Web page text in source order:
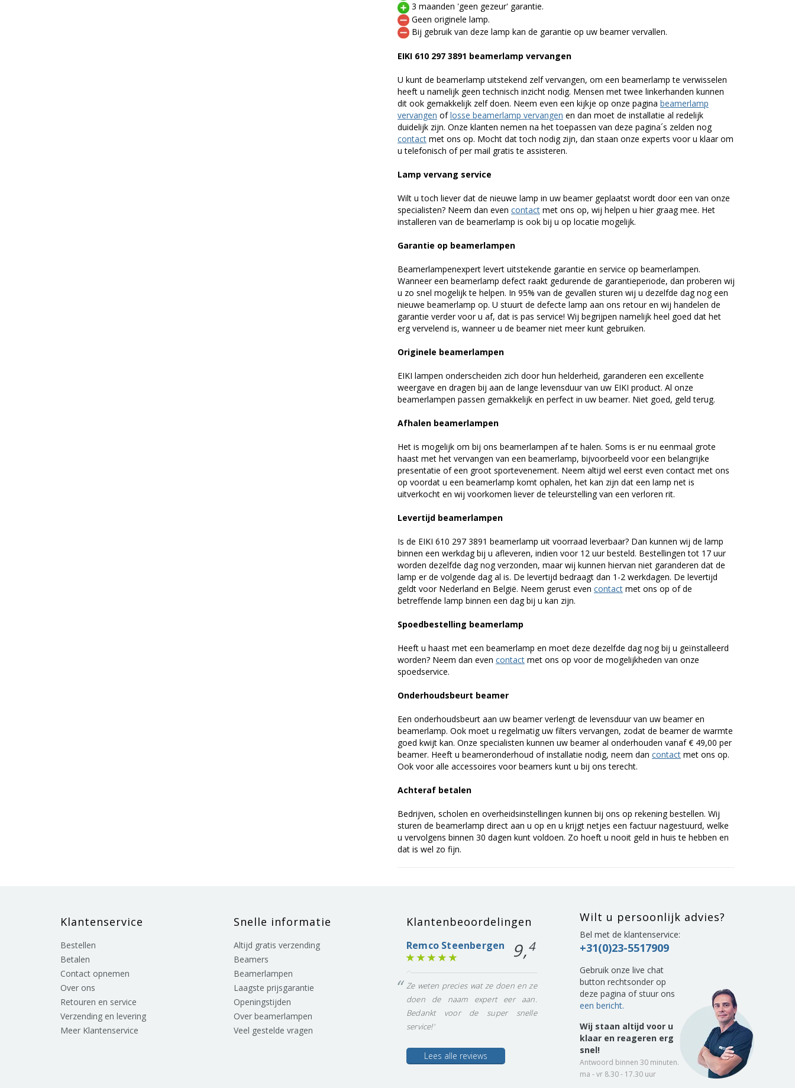
3 maanden 'geen gezeur' garantie.
Geen originele lamp.
Bij gebruik van deze lamp kan de garantie op uw beamer vervallen.
EIKI 610 297 3891 beamerlamp vervangen
U kunt de beamerlamp uitstekend zelf vervangen, om een beamerlamp te verwisselen
heeft u namelijk geen technisch inzicht nodig. Mensen met twee linkerhanden kunnen
dit ook gemakkelijk zelf doen. Neem even een kijkje op onze pagina beamerlamp
vervangen oflosse beamerlamp vervangen en dan moet de installatie al redelijk
duidelijk zijn. Onze klanten nemen na het toepassen van deze pagina´s zelden nog
contact met ons op. Mocht dat toch nodig zijn, dan staan onze experts voor u klaar om
u telefonisch of per mail gratis te assisteren.
Lamp vervang service
Wilt u toch liever dat de nieuwe lamp in uw beamer geplaatst wordt door een van onze
specialisten? Neem dan even contact met ons op, wij helpen u hier graag mee. Het
installeren van de beamerlamp is ook bij u op locatie mogelijk.
Garantie op beamerlampen
Beamerlampenexpert levert uitstekende garantie en service op beamerlampen.
Wanneer een beamerlamp defect raakt gedurende de garantieperiode, dan proberen wij
u zo snel mogelijk te helpen. In 95% van de gevallen sturen wij u dezelfde dag nog een
nieuwe beamerlamp op. U stuurt de defecte lamp aan ons retour en wij handelen de
garantie verder voor u af, dat is pas service! Wij begrijpen namelijk heel goed dat het
erg vervelend is, wanneer u de beamer niet meer kunt gebruiken.
Originele beamerlampen
EIKI lampen onderscheiden zich door hun helderheid, garanderen een excellente
weergave en dragen bij aan de lange levensduur van uw EIKI product. Al onze
beamerlampen passen gemakkelijk en perfect in uw beamer. Niet goed, geld terug.
Afhalen beamerlampen
Het is mogelijk om bij ons beamerlampen af te halen. Soms is er nu eenmaal grote
haast met het vervangen van een beamerlamp, bijvoorbeeld voor een belangrijke
presentatie of een groot sportevenement. Neem altijd wel eerst even contact met ons
op voordat u een beamerlamp komt ophalen, het kan zijn dat een lamp net is
uitverkocht en wij voorkomen liever de teleurstelling van een verloren rit.
Levertijd beamerlampen
Is de EIKI 610 297 3891 beamerlamp uit voorraad leverbaar? Dan kunnen wij de lamp
binnen een werkdag bij u afleveren, indien voor 12 uur besteld. Bestellingen tot 17 uur
worden dezelfde dag nog verzonden, maar wij kunnen hiervan niet garanderen dat de
lamp er de volgende dag al is. De levertijd bedraagt dan 1-2 werkdagen. De levertijd
geldt voor Nederland en België. Neem gerust even contact met ons op of de
betreffende lamp binnen een dag bij u kan zijn.
Spoedbestelling beamerlamp
Heeft u haast met een beamerlamp en moet deze dezelfde dag nog bij u geïnstalleerd
worden? Neem dan even contact met ons op voor de mogelijkheden van onze
spoedservice.
Onderhoudsbeurt beamer
Een onderhoudsbeurt aan uw beamer verlengt de levensduur van uw beamer en
beamerlamp. Ook moet u regelmatig uw filters vervangen, zodat de beamer de warmte
goed kwijt kan. Onze specialisten kunnen uw beamer al onderhouden vanaf € 49,00 per
beamer. Heeft u beameronderhoud of installatie nodig, neem dan contact met ons op.
Ook voor alle accessoires voor beamers kunt u bij ons terecht.
Achteraf betalen
Bedrijven, scholen en overheidsinstellingen kunnen bij ons op rekening bestellen. Wij
sturen de beamerlamp direct aan u op en u krijgt netjes een factuur nagestuurd, welke
u vervolgens binnen 30 dagen kunt voldoen. Zo hoeft u nooit geld in huis te hebben en
dat is wel zo fijn.
Klantenservice
Bestellen
Betalen
Contact opnemen
Over ons
Retouren en service
Verzending en levering
Meer Klantenservice
Snelle informatie
Altijd gratis verzending
Beamers
Beamerlampen
Laagste prijsgarantie
Openingstijden
Over beamerlampen
Veel gestelde vragen
Klantenbeoordelingen
Remco Steenbergen 9,4
Ze weten precies wat ze doen en ze
doen de naam expert eer aan.
Bedankt voor de super snelle
service!'
Lees alle reviews
Wilt u persoonlijk advies?
Bel met de klantenservice:
+31(0)23-5517909
Gebruik onze live chat
button rechtsonder op
deze pagina of stuur ons
een bericht.
Wij staan altijd voor u
klaar en reageren erg
snel!
Antwoord binnen 30 minuten.
ma - vr 8.30 - 17.30 uur